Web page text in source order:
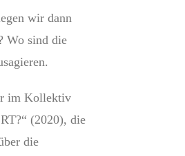
wir dann
Wo sind die
im Kollektiv
(2020), die
die